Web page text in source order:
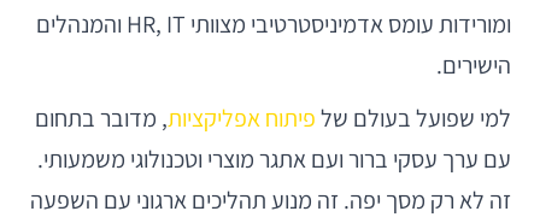
ומורידות עומס אדמיניסטרטיבי מצוותי HR, IT והמנהלים
הישירים.
למי שפועל בעולם שלפיתוח אפליקציות, מדובר בתחום
עם ערך עסקי ברור ועם אתגר מוצרי וטכנולוגי משמעותי.
זה לא רק מסך יפה. זה מנוע תהליכים ארגוני עם השפעה